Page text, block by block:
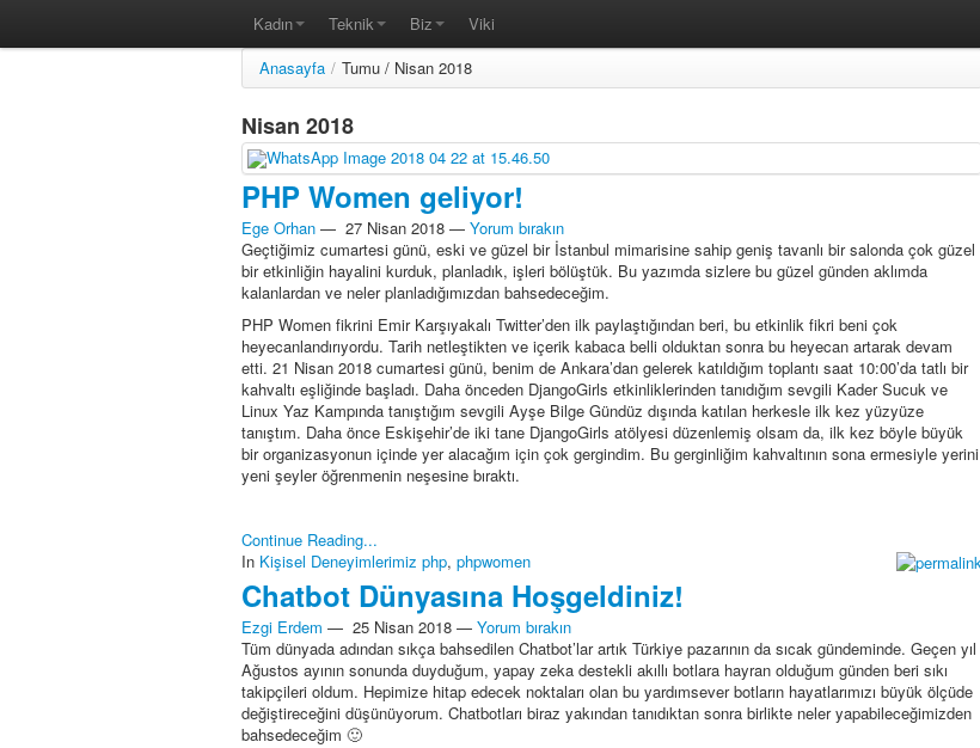
Kadın Teknik Biz
Viki
Anasayfa / Tumu / Nisan 2018
Nisan 2018
PHP Women geliyor!
Ege Orhan — 27 Nisan 2018 — Yorum bırakın
Geçtiğimiz cumartesi günü, eski ve güzel bir İstanbul mimarisine sahip geniş tavanlı bir salonda çok güzel
bir etkinliğin hayalini kurduk, planladık, işleri bölüştük. Bu yazımda sizlere bu güzel günden aklımda
kalanlardan ve neler planladığımızdan bahsedeceğim.
PHP Women fikrini Emir Karşıyakalı Twitter’den ilk paylaştığından beri, bu etkinlik fikri beni çok
heyecanlandırıyordu. Tarih netleştikten ve içerik kabaca belli olduktan sonra bu heyecan artarak devam
etti. 21 Nisan 2018 cumartesi günü, benim de Ankara’dan gelerek katıldığım toplantı saat 10:00’da tatlı bir
kahvaltı eşliğinde başladı. Daha önceden DjangoGirls etkinliklerinden tanıdığım sevgili Kader Sucuk ve
Linux Yaz Kampında tanıştığım sevgili Ayşe Bilge Gündüz dışında katılan herkesle ilk kez yüzyüze
tanıştım. Daha önce Eskişehir’de iki tane DjangoGirls atölyesi düzenlemiş olsam da, ilk kez böyle büyük
bir organizasyonun içinde yer alacağım için çok gergindim. Bu gerginliğim kahvaltının sona ermesiyle yerini
yeni şeyler öğrenmenin neşesine bıraktı.
Continue Reading...
In Kişisel Deneyimlerimiz php, phpwomen
Chatbot Dünyasına Hoşgeldiniz!
Ezgi Erdem — 25 Nisan 2018 — Yorum bırakın
Tüm dünyada adından sıkça bahsedilen Chatbot’lar artık Türkiye pazarının da sıcak gündeminde. Geçen yıl
Ağustos ayının sonunda duyduğum, yapay zeka destekli akıllı botlara hayran olduğum günden beri sıkı
takipçileri oldum. Hepimize hitap edecek noktaları olan bu yardımsever botların hayatlarımızı büyük ölçüde
değiştireceğini düşünüyorum. Chatbotları biraz yakından tanıdıktan sonra birlikte neler yapabileceğimizden
bahsedeceğim 🙂